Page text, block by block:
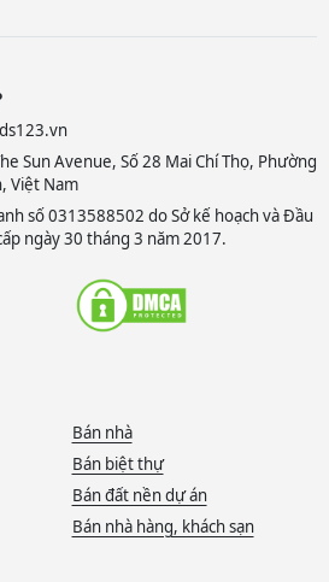
Sun Avenue, Số 28 Mai Chí Thọ, Phường
Việt Nam
số 0313588502 do Sở kế hoạch và Đầu
ngày 30 tháng 3 năm 2017.
Bán nhà
Bán biệt thự
Bán đất nền dự án
Bán nhà hàng, khách sạn